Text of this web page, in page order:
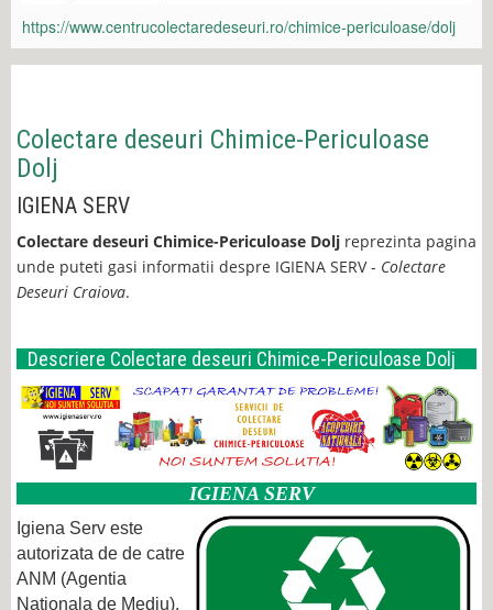
https://www.centrucolectaredeseuri.ro/chimice-periculoase/dolj
Colectare deseuri Chimice-Periculoase
Dolj
IGIENA SERV
Colectare deseuri Chimice-Periculoase Dolj reprezinta pagina
unde puteti gasi informatii despre IGIENA SERV - Colectare
Deseuri Craiova.
Descriere Colectare deseuri Chimice-Periculoase Dolj
IGIENA SERV
Igiena Serv este
autorizata de de catre
ANM (Agentia
Nationala de Mediu),